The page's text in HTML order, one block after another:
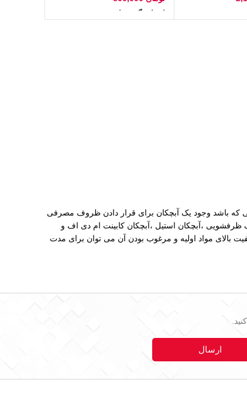
انتخاب گزینه‌ها
که باشد وجود یک آبچکان برای قرار دادن ظروف مصرفی
ظرفشویی ،آبچکان استیل ،آبچکان کابینت ام دی اف و
بالای مواد اولیه و مرغوب بودن آن می توان برای مدت
ارسال